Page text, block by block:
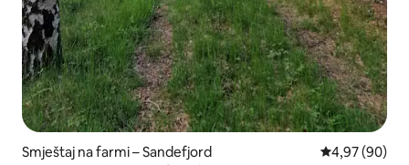
Smještaj na farmi – Sandefjord Prosječna
4,97 (90)